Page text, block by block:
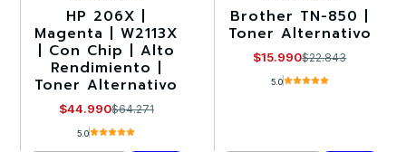
-30%HP 206X |
Magenta | W2113X
| Con Chip | Alto
Rendimiento |
Toner Alternativo
$44.990$64.271
5.0
-30%
Brother TN-850 |
Toner Alternativo
$15.990$22.843
5.0